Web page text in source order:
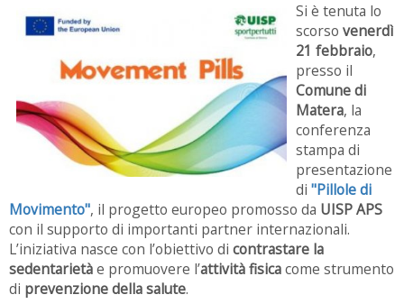
Si è tenuta lo
scorso venerdì
21 febbraio,
presso il
Comune di
Matera, la
conferenza
stampa di
presentazione
di "Pillole di
Movimento", il progetto europeo promosso da UISP APS
con il supporto di importanti partner internazionali.
L’iniziativa nasce con l’obiettivo di contrastare la
sedentarietàe promuovere l’attività fisicacome strumento
di prevenzione della salute.